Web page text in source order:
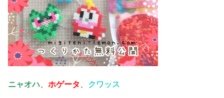
ニャオハ ホゲータ クワッス